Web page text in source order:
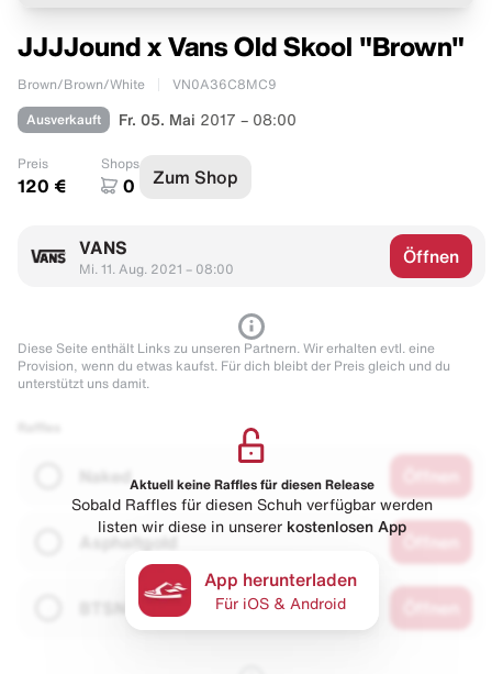
JJJJound x Vans Old Skool "Brown"
Brown/Brown/White VN0A36C8MC9
Ausverkauft Fr. 05. Mai 2017 – 08:00
Preis
120 €
Shops
0 Zum Shop
VANS
Mi. 11. Aug. 2021 – 08:00
Öffnen
Diese Seite enthält Links zu unseren Partnern. Wir erhalten evtl. eine
Provision, wenn du etwas kaufst. Für dich bleibt der Preis gleich und du
unterstützt uns damit.
Naked
Asphaltgold
Aktuell keine Raffles für diesen Release
Sobald Raffles für diesen Schuh verfügbar werden
listen wir diese in unserer kostenlosen App
App herunterladen
Für iOS & Android